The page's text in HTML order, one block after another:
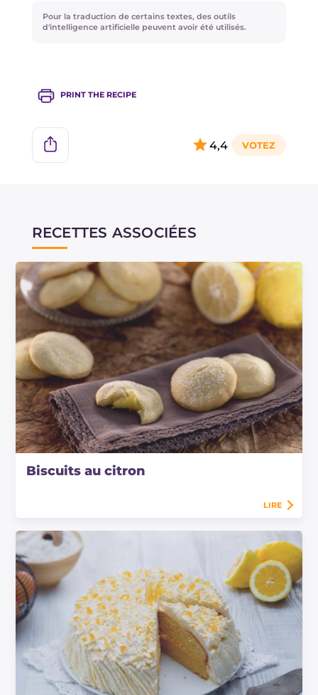
réfrigérateur pendant 1-2 jours et servi comme
dessert au verre, accompagné de langues de
citrons d'Amalfi!
petits dômes.
Si vous préférez cuire les délices au four ventilé,
de génoise et de les laisser au congélateur
glacer et les laisser quelques heures au
réfrigérateur à 4° avant de les déguster.
Pour la traduction de certains textes, des outils
d'intelligence artificielle peuvent avoir été utilisés.
PRINT THE RECIPE
4,4
RECETTES ASSOCIÉES
Biscuits au citron
LIRE